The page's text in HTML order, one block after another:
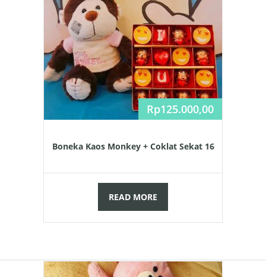
Rp125.000,00
Boneka Kaos Monkey + Coklat Sekat 16
READ MORE